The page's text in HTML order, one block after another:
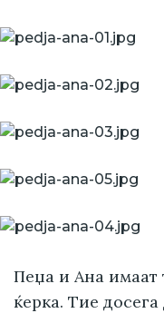
Пеџа и Ана имаат
ќерка. Тие